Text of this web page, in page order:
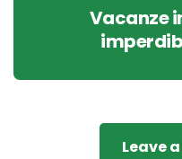
Vacanze
Leave